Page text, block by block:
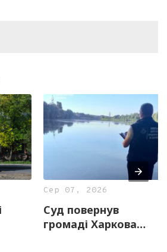
Сер 07, 2026
Суд повернув
громаді Харкова